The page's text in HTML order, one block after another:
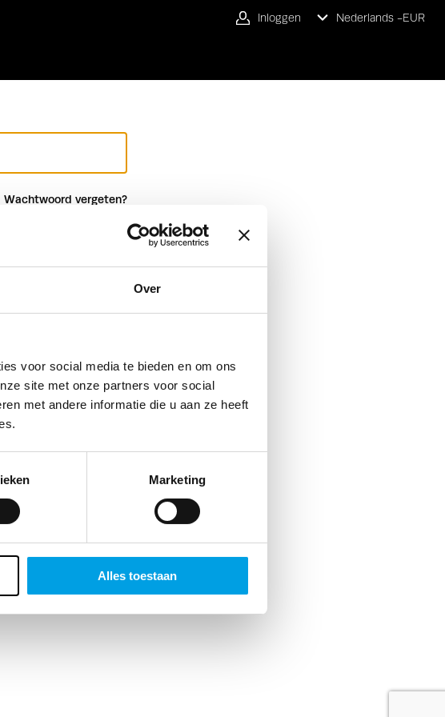
Over
voor social media te bieden en om ons
site met onze partners voor social
met andere informatie die u aan ze heeft
Marketing
Alles toestaan
Inloggen Nederlands -EUR
Wachtwoord vergeten?
Enerzijds
ons
Wat precies? Dat
niet in te vullen.